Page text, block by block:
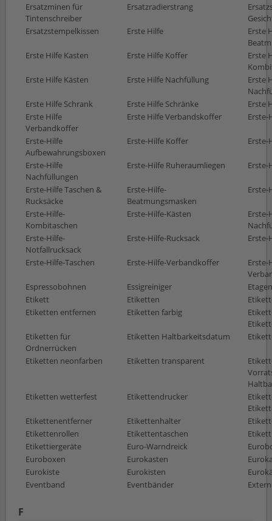
Ersatzminen für
Tintenschreiber
Ersatzradierstrang
Ersatzstempelkissen
Erste Hilfe
Erste
Erste Hilfe Kasten
Erste Hilfe Koffer
Erste
Erste Hilfe Kästen
Erste Hilfe Nachfüllung
Erste
Erste Hilfe Schrank
Erste Hilfe Schränke
Erste
Erste Hilfe
Verbandkoffer
Erste Hilfe Verbandskoffer Erste-
Erste-Hilfe
Aufbewahrungsboxen
Erste-Hilfe Koffer Erste-
Erste-Hilfe
Nachfüllungen
Erste-Hilfe Ruheraumliegen Erste-
Erste-Hilfe Taschen &
Rucksäcke
Erste-Hilfe-
Beatmungsmasken
Erste-
Erste-Hilfe-
Kombitaschen
Erste-Hilfe-Kästen
Erste-
Erste-Hilfe-
Notfallrucksack
Erste-Hilfe-Rucksack Erste-
Erste-Hilfe-Taschen Erste-Hilfe-Verbandkoffer
Erste-
Espressobohnen
Essigreiniger
Etikett
Etiketten
Etiketten entfernen
Etiketten farbig
Etiketten für
Ordnerrücken
Etiketten Haltbarkeitsdatum
Etiketten neonfarben Etiketten transparent
Etiketten wetterfest
Etikettendrucker
Etikettenentferner
Etikettenhalter
Etikettenrollen
Etikettentaschen
Etikettiergeräte
Euro-Warndreick
Euroboxen
Eurokasten
Eurokiste
Eurokisten
Eventband
Eventbänder
F